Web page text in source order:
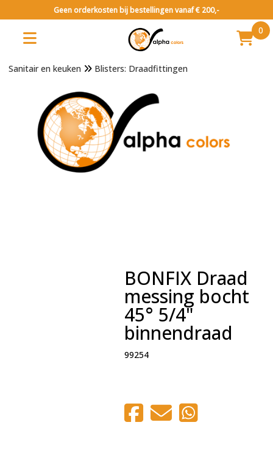
Geen orderkosten bij bestellingen vanaf € 200,-
0
Sanitair en keuken Blisters: Draadfittingen
BONFIX Draad
messing bocht
45° 5/4"
binnendraad
99254